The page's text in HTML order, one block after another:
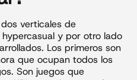
verticales de
y por otro lado
Los primeros son
que ocupan todos los
Son juegos que